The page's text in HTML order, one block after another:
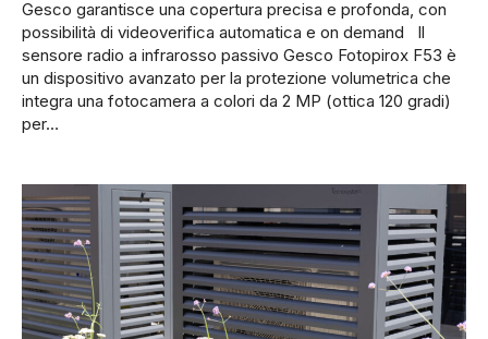
Gesco garantisce una copertura precisa e profonda, con
possibilità di videoverifica automatica e on demand Il
sensore radio a infrarosso passivo Gesco Fotopirox F53 è
un dispositivo avanzato per la protezione vo­lumetrica che
integra una foto­camera a colori da 2 MP (ottica 120 gradi)
per…